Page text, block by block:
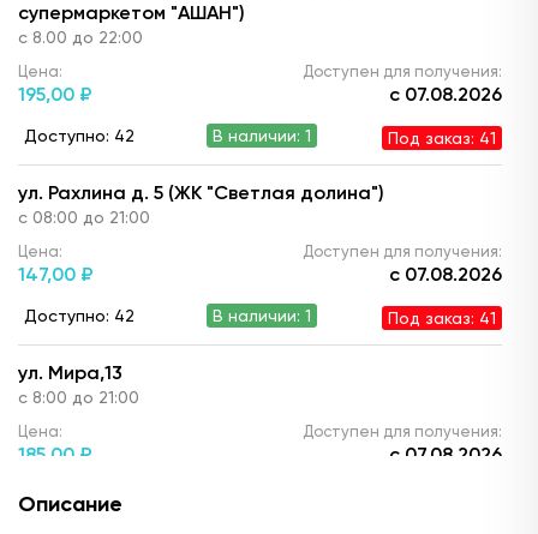
супермаркетом "АШАН")
с 8.00 до 22:00
Цена:
195,00 ₽
Доступен для получения:
с 07.08.2026
Доступно: 42 В наличии: 1 Под заказ: 41
ул. Рахлина д. 5 (ЖК "Светлая долина")
с 08:00 до 21:00
Цена:
147,00 ₽
Доступен для получения:
с 07.08.2026
Доступно: 42 В наличии: 1 Под заказ: 41
ул. Мира,13
с 8:00 до 21:00
Цена:
185, 00 ₽
Доступен для получения:
с 07.08.2026
Доступно: 42
Описание